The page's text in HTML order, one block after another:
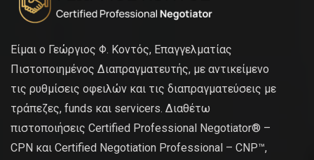
Είμαι ο Γεώργιος Φ. Κοντός, Επαγγελματίας
Πιστοποιημένος Διαπραγματευτής, με αντικείμενο
τις ρυθμίσεις οφειλών και τις διαπραγματεύσεις με
τράπεζες, funds και servicers. Διαθέτω
πιστοποιήσεις Certified Professional Negotiator® –
CPN και Certified Negotiation Professional – CNP™,